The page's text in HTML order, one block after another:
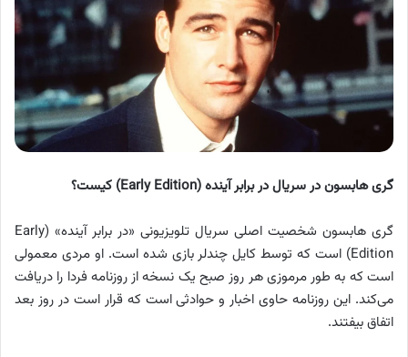
گری هابسون در سریال در برابر آینده (Early Edition) کیست؟
گری هابسون شخصیت اصلی سریال تلویزیونی «در برابر آینده» (Early
Edition) است که توسط کایل چندلر بازی شده است. او مردی معمولی
است که به طور مرموزی هر روز صبح یک نسخه از روزنامه فردا را دریافت
می‌کند. این روزنامه حاوی اخبار و حوادثی است که قرار است در روز بعد
اتفاق بیفتند.